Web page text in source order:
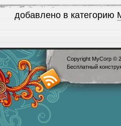
добавлено в категорию
Copyright MyCorp ©
Бесплатный